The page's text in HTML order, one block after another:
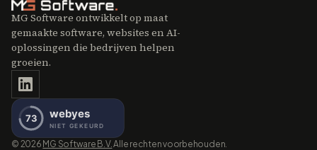
MG Software ontwikkelt op maat
gemaakte software, websites en AI-
oplossingen die bedrijven helpen
groeien.
© 2026 MG Software B.V. Alle rechten voorbehouden.